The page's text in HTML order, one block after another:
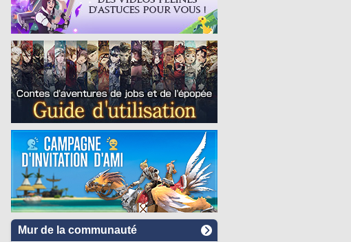
Mur de la communauté